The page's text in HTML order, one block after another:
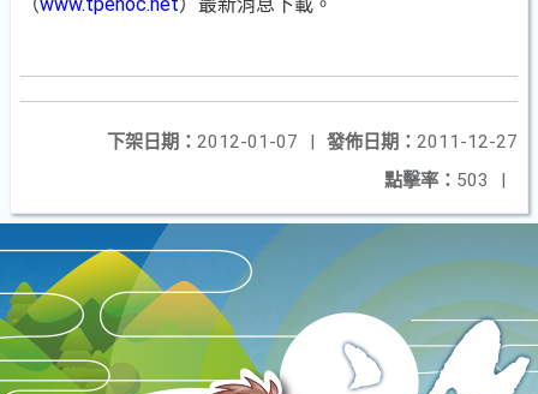
發佈日期： 2011-12-27
下架日期： 2012-01-07
|
點擊率： 503 |